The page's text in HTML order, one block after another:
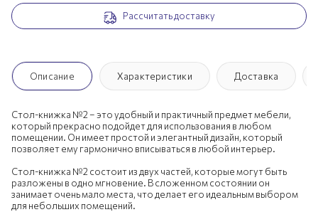
Рассчитать доставку
Описание Характеристики Доставка
Стол-книжка №2 – это удобный и практичный предмет мебели,
который прекрасно подойдет для использования в любом
помещении. Он имеет простой и элегантный дизайн, который
позволяет ему гармонично вписываться в любой интерьер.
Стол-книжка №2 состоит из двух частей, которые могут быть
разложены в одно мгновение. В сложенном состоянии он
занимает очень мало места, что делает его идеальным выбором
для небольших помещений.